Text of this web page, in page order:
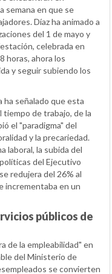
semana en que se
Díaz ha animado a
del 1 de mayo y
celebrada en
horas, ahora los
y seguir subiendo los
ha señalado que esta
tiempo de trabajo, de la
el "paradigma" del
y la precariedad.
laboral, la subida del
del Ejecutivo
redujera del 26% al
incrementaba en un
públicos de
de la empleabilidad" en
del Ministerio de
se convierten